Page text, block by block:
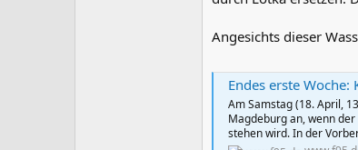
Angesichts dieser
Endes erste
Am Samstag (18. April,
Magdeburg an, wenn
stehen wird. In der